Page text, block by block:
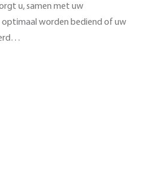
u, samen met uw
worden bediend of uw